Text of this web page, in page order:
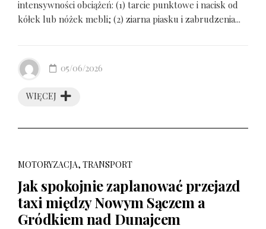
intensywności obciążeń: (1) tarcie punktowe i nacisk od
kółek lub nóżek mebli; (2) ziarna piasku i zabrudzenia...
WIĘCEJ
05/06/2026
MOTORYZACJA, TRANSPORT
Jak spokojnie zaplanować przejazd
taxi między Nowym Sączem a
Gródkiem nad Dunajcem